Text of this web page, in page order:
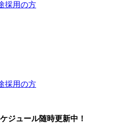
採用の方
採用の方
ジュール随時更新中！